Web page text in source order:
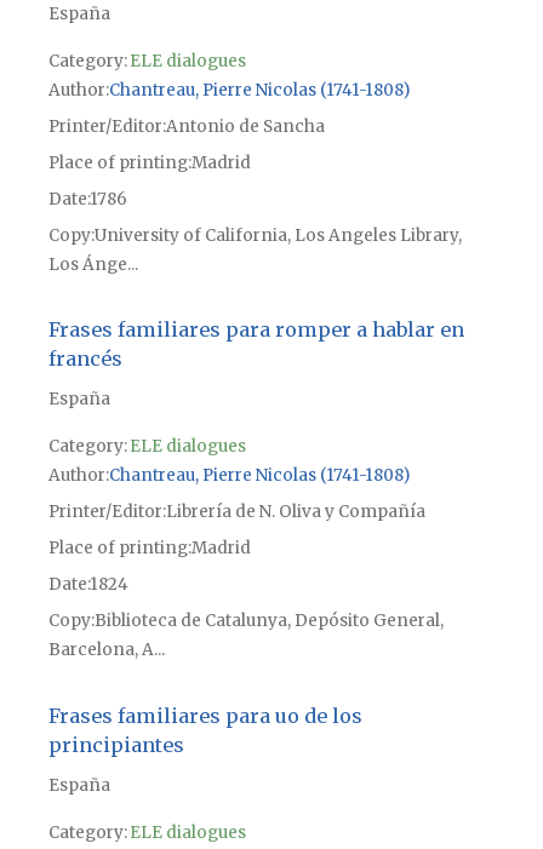
España
Category:ELE dialogues
Author Chantreau, Pierre Nicolas (1741-1808)
Printer/Editor Antonio de Sancha
Place of printingMadrid
Date1786
CopyUniversity of California, Los Angeles Library,
Los Ánge...
Frases familiares para romper a hablar en
francés
España
Category:ELE dialogues
Author Chantreau, Pierre Nicolas (1741-1808)
Printer/Editor Librería de N. Oliva y Compañía
Place of printingMadrid
Date1824
CopyBiblioteca de Catalunya, Depósito General,
Barcelona, A...
Frases familiares para uo de los
principiantes
España
Category:ELE dialogues